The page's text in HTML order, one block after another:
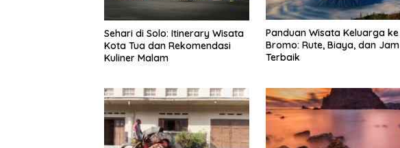
Sehari di Solo: Itinerary Wisata
Kota Tua dan Rekomendasi
Kuliner Malam
Panduan Wisata Keluarga ke
Bromo: Rute, Biaya, dan Jam
Terbaik